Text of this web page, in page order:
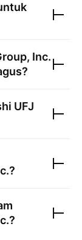
Inc.
UFJ
?
?